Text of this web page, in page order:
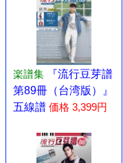
楽譜集
『流行豆芽譜
第89冊（台湾版）』
五線譜 価格 3,399円